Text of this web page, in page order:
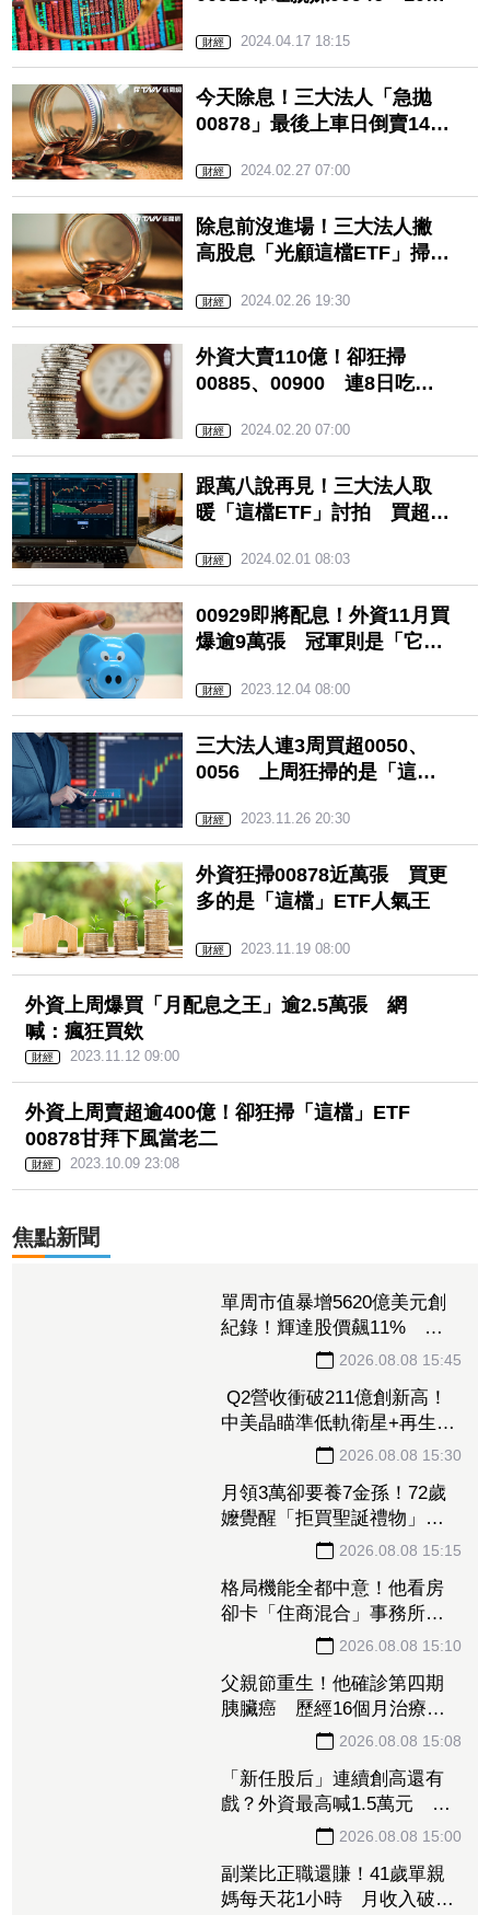
財經 2024.04.17 18:15
今天除息！三大法人「急拋
00878」最後上車日倒賣14.6
財經 2024.02.27 07:00
除息前沒進場！三大法人撇
高股息「光顧這檔ETF」掃貨
財經 2024.02.26 19:30
外資大賣110億！卻狂掃
00885、00900 連8日吃貨
財經 2024.02.20 07:00
跟萬八說再見！三大法人取
暖「這檔ETF」討拍 買超近
財經 2024.02.01 08:03
00929即將配息！外資11月買
爆逾9萬張 冠軍則是「它」
財經 2023.12.04 08:00
三大法人連3周買超0050、
0056 上周狂掃的是「這
財經 2023.11.26 20:30
外資狂掃00878近萬張 買更
多的是「這檔」ETF人氣王
財經 2023.11.19 08:00
外資上周爆買「月配息之
外資上周賣超逾400億！卻狂
下風當老二
單周市值暴增5620億美元創
紀錄！輝達股價飆11% 馬
斯克一句話成助攻
2026.08.08 15:45
Q2營收衝破211億創新高！
中美晶瞄準低軌衛星+再生能
源 上半年EPS達5.02元
2026.08.08 15:30
月領3萬卻要養7金孫！72歲
嬤覺醒「拒買聖誕禮物」踩
煞車 3兒女現實反應讓她心
格局機能全都中意！他看房
卻卡「住商混合」事務所過
半 網友：除非夠便宜
2026.08.08 15:10
父親節重生！他確診第四期
胰臟癌 歷經16個月治療病
況穩定
2026.08.08 15:08